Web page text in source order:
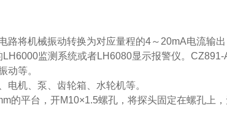
路将机械振动转换为对应量程的4～ 20mA电流输
LH6000监测系统或者LH6080显示报警仪。 CZ891-
动等。
电机、泵、齿轮箱、水轮机等。
的平台，开M10×1.5螺孔，将探头固定在螺孔上